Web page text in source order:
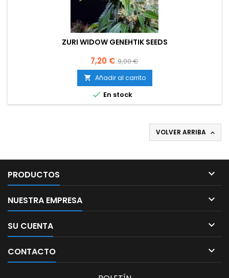
ZURI WIDOW GENEHTIK SEEDS
Precio
7,20 € Precio
base
9,00 €
 Añadir al carrito
 En stock
VOLVER ARRIBA 
PRODUCTOS 
NUESTRA EMPRESA 
SU CUENTA 
CONTACTO 